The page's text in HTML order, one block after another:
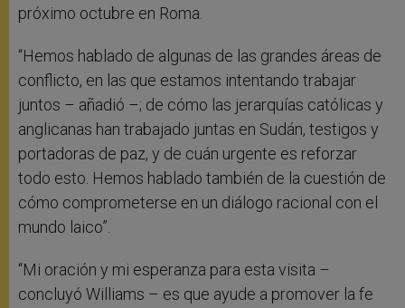
próximo octubre en Roma.
“Hemos hablado de algunas de las grandes áreas de
conflicto, en las que estamos intentando trabajar
juntos – añadió –; de cómo las jerarquías católicas y
anglicanas han trabajado juntas en Sudán, testigos y
portadoras de paz, y de cuán urgente es reforzar
todo esto. Hemos hablado también de la cuestión de
cómo comprometerse en un diálogo racional con el
mundo laico”.
“Mi oración y mi esperanza para esta visita –
concluyó Williams – es que ayude a promover la fe